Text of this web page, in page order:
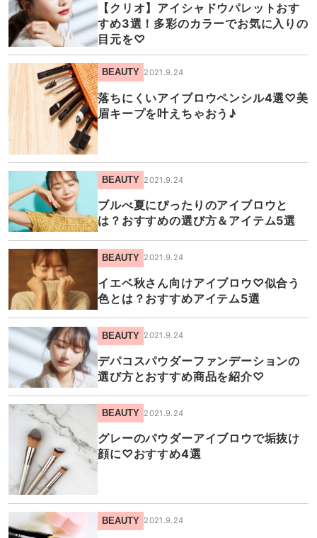
【クリオ】アイシャドウパレットおす
すめ3選！多彩のカラーでお気に入りの
目元を♡
BEAUTY 2021.9.24
落ちにくいアイブロウペンシル4選♡美
眉キープを叶えちゃおう♪
BEAUTY 2021.9.24
ブルべ夏にぴったりのアイブロウと
は？おすすめの選び方＆アイテム5選
BEAUTY 2021.9.24
イエベ秋さん向けアイブロウ♡似合う
色とは？おすすめアイテム5選
BEAUTY 2021.9.24
デパコスパウダーファンデーションの
選び方とおすすめ商品を紹介♡
BEAUTY 2021.9.24
グレーのパウダーアイブロウで垢抜け
顔に♡おすすめ4選
BEAUTY 2021.9.24